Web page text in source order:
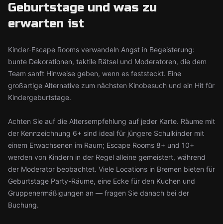
Geburtstage und was zu
erwarten ist
Kinder-Escape Rooms verwandeln Angst in Begeisterung:
bunte Dekorationen, taktile Rätsel und Moderatoren, die dem
Team sanft Hinweise geben, wenn es feststeckt. Eine
großartige Alternative zum nächsten Kinobesuch und ein Hit für
Kindergeburtstage.
Achten Sie auf die Altersempfehlung auf jeder Karte. Räume mit
der Kennzeichnung 6+ sind ideal für jüngere Schulkinder mit
einem Erwachsenen im Raum; Escape Rooms 8+ und 10+
werden von Kindern in der Regel alleine gemeistert, während
der Moderator beobachtet. Viele Locations in Bremen bieten für
Geburtstage Party-Räume, eine Ecke für den Kuchen und
Gruppenermäßigungen an — fragen Sie danach bei der
Buchung.